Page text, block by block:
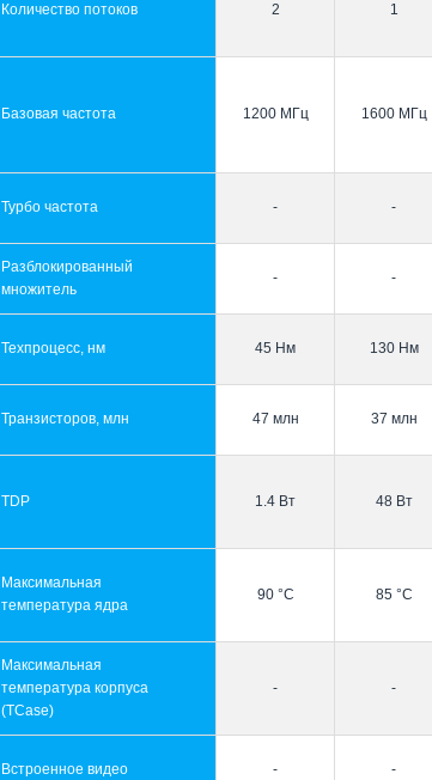
Количество потоков 2 1
Базовая частота 1200 МГц 1600 МГц
Турбо частота - -
Разблокированный
множитель
- -
Техпроцесс, нм 45 Нм 130 Нм
Транзисторов, млн 47 млн 37 млн
TDP 1.4 Вт 48 Вт
Максимальная
температура ядра
90 °C 85 °C
Максимальная
температура корпуса
(TCase)
- -
Встроенное видео - -